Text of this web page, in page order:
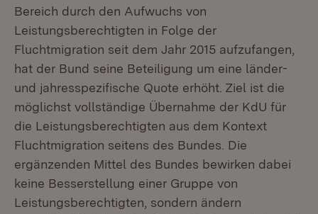
Bereich durch den Aufwuchs von
Leistungsberechtigten in Folge der
Fluchtmigration seit dem Jahr 2015 aufzufangen,
hat der Bund seine Beteiligung um eine länder-
und jahresspezifische Quote erhöht. Ziel ist die
möglichst vollständige Übernahme der KdU für
die Leistungsberechtigten aus dem Kontext
Fluchtmigration seitens des Bundes. Die
ergänzenden Mittel des Bundes bewirken dabei
keine Besserstellung einer Gruppe von
Leistungsberechtigten, sondern ändern